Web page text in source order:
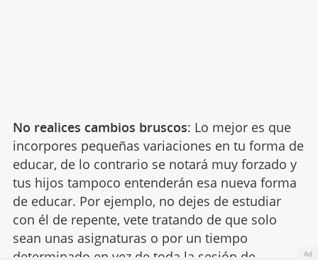
No realices cambios bruscos: Lo mejor es que
incorpores pequeñas variaciones en tu forma de
educar, de lo contrario se notará muy forzado y
tus hijos tampoco entenderán esa nueva forma
de educar. Por ejemplo, no dejes de estudiar
con él de repente, vete tratando de que solo
sean unas asignaturas o por un tiempo
determinado en vez de toda la sesión de
Ad